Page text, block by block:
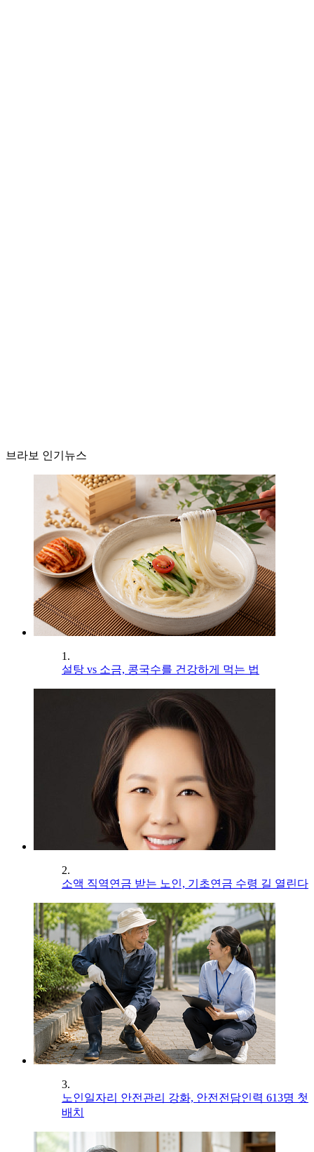
브라보 인기뉴스
1.
설탕 vs 소금, 콩국수를 건강하게 먹는 법
2.
소액 직역연금 받는 노인, 기초연금 수령 길 열린다
3.
노인일자리 안전관리 강화, 안전전담인력 613명 첫
배치